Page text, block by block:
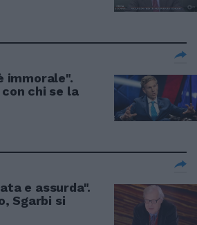
immorale".
chi se la
e assurda".
Sgarbi si